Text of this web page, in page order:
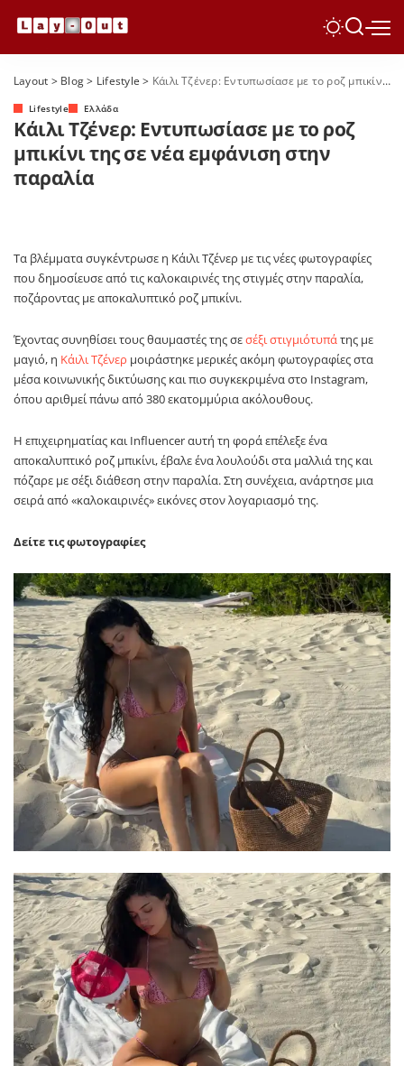
Layout > Blog> Lifestyle > Κάιλι Τζένερ: Εντυπωσίασε με το ροζ μπικίνι της σε νέα εμφάνιση στην παραλία
Lifestyle Ελλάδα
Κάιλι Τζένερ: Εντυπωσίασε με το ροζ
μπικίνι της σε νέα εμφάνιση στην
παραλία
Τα βλέμματα συγκέντρωσε η Κάιλι Τζένερ με τις νέες φωτογραφίες
που δημοσίευσε από τις καλοκαιρινές της στιγμές στην παραλία,
ποζάροντας με αποκαλυπτικό ροζ μπικίνι.
Έχοντας συνηθίσει τους θαυμαστές της σεσέξι στιγμιότυπάτης με
μαγιό, η Κάιλι Τζένερ μοιράστηκε μερικές ακόμη φωτογραφίες στα
μέσα κοινωνικής δικτύωσης και πιο συγκεκριμένα στο Instagram,
όπου αριθμεί πάνω από 380 εκατομμύρια ακόλουθους.
Η επιχειρηματίας και Influencer αυτή τη φορά επέλεξε ένα
αποκαλυπτικό ροζ μπικίνι, έβαλε ένα λουλούδι στα μαλλιά της και
πόζαρε με σέξι διάθεση στην παραλία. Στη συνέχεια, ανάρτησε μια
σειρά από «καλοκαιρινές» εικόνες στον λογαριασμό της.
Δείτε τις φωτογραφίες